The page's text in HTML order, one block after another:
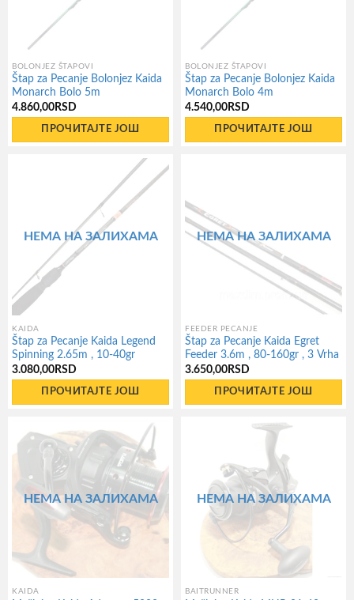
BOLONJEZ ŠTAPOVI
Štap za Pecanje Bolonjez Kaida
Monarch Bolo 5m
4.860,00 RSD
ПРОЧИТАЈТЕ ЈОШ
BOLONJEZ ŠTAPOVI
Štap za Pecanje Bolonjez Kaida
Monarch Bolo 4m
4.540,00 RSD
ПРОЧИТАЈТЕ ЈОШ
НЕМА НА ЗАЛИХАМА
KAIDA
Štap za Pecanje Kaida Legend
Spinning 2.65m , 10-40gr
3.080,00 RSD
ПРОЧИТАЈТЕ ЈОШ
НЕМА НА ЗАЛИХАМА
FEEDER PECANJE
Štap za Pecanje Kaida Egret
Feeder 3.6m , 80-160gr , 3 Vrha
3.650,00 RSD
ПРОЧИТАЈТЕ ЈОШ
НЕМА НА ЗАЛИХАМА
KAIDA
НЕМА НА ЗАЛИХАМА
BAITRUNNER